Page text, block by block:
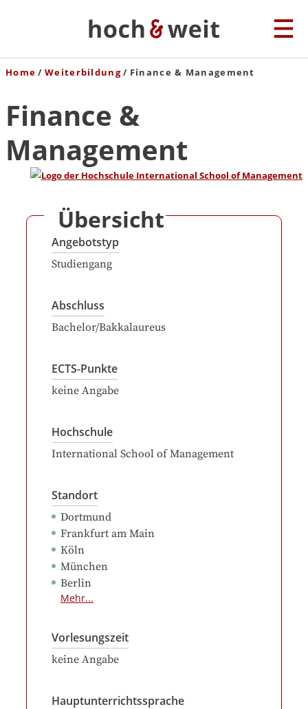
Home Weiterbildung Finance & Management
Finance &
Management
Übersicht
Angebotstyp
Studiengang
Abschluss
Bachelor/Bakkalaureus
ECTS-Punkte
keine Angabe
Hochschule
International School of Management
Standort
Dortmund
Frankfurt am Main
Köln
München
Berlin
Mehr...
Vorlesungszeit
keine Angabe
Hauptunterrichtssprache